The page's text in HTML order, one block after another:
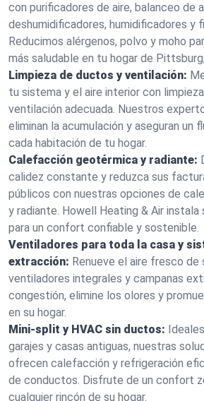
con purificadores de aire, balanceo de
deshumidificadores, humidificadores y
Reducimos alérgenos, polvo y moho
más saludable en tu hogar de
Limpieza de ductos y ventilación:
tu sistema y el aire interior con
ventilación adecuada. Nuestros
eliminan la acumulación y aseguran un
cada habitación de tu hogar.
Calefacción geotérmica y radiante:
calidez constante y reduzca sus
públicos con nuestras opciones de
y radiante. Howell Heating & Air instala
para un confort confiable y sostenible.
Ventiladores para toda la casa y
extracción: Renueve el aire fresco de
ventiladores integrales y campanas
congestión, elimine los olores y
en su hogar.
Mini-split y HVAC sin ductos:
garajes y casas antiguas, nuestras
ofrecen calefacción y refrigeración
de conductos. Disfrute de un confort
cualquier rincón de su hogar.